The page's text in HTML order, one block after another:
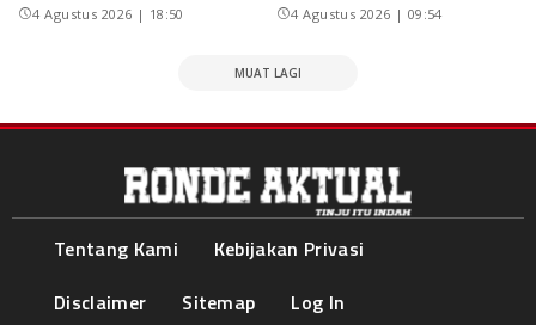
4 Agustus 2026 | 18:50 4 Agustus 2026 | 09:54
MUAT LAGI
Tentang Kami
Kebijakan Privasi
Disclaimer
Sitemap Log In